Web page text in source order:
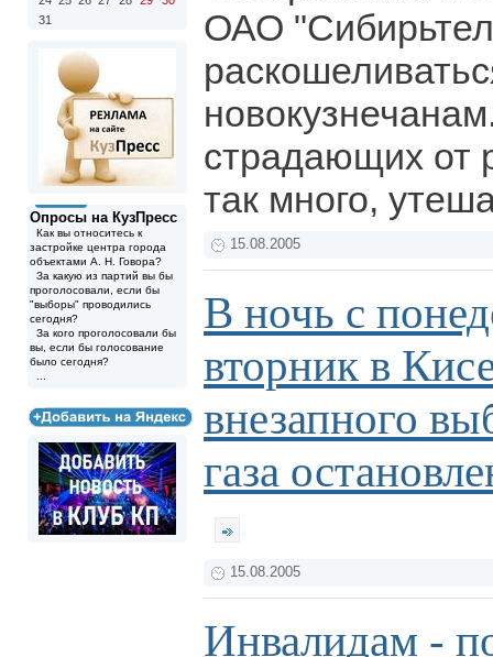
31
Опросы на КузПресс
Как вы относитесь к
застройке центра города
объектами А. Н. Говора?
За какую из партий вы бы
проголосовали, если бы
"выборы" проводились
сегодня?
За кого проголосовали бы
вы, если бы голосование
было сегодня?
ОАО
страдающих от
так много,
15.08.2005
В ночь с
вторник в
внезапного
газа
15.08.2005
Инвалидам -